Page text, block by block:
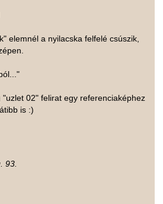
elemnél a nyilacska felfelé csúszik,
02" felirat egy referenciaképhez
is :)
93.